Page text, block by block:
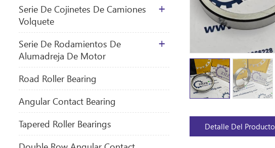
Detalle Del Producto
Serie De Cojinetes De Camiones
Volquete
Serie De Rodamientos De
Alumadreja De Motor
​Road Roller Bearing
Angular Contact Bearing
Tapered Roller Bearings